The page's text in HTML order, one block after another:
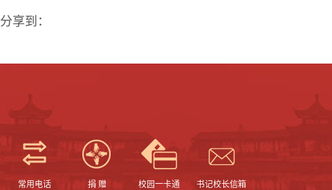
分享到：
常用电话 捐 赠 校园一卡通 书记校长信箱